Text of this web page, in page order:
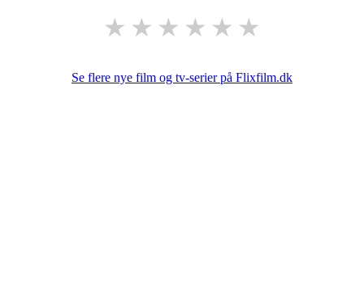
★ ★ ★ ★ ★ ★
Se flere nye film og tv-serier på Flixfilm.dk